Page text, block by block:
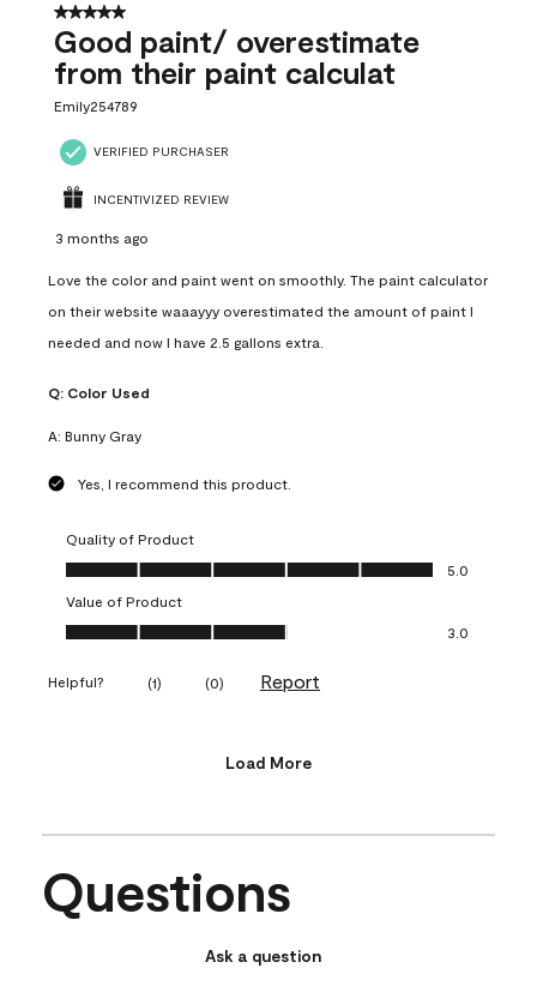
5 out of 5 stars.
Good paint/ overestimate
from their paint calculat
Emily254789
VERIFIED PURCHASER
INCENTIVIZED REVIEW
3 months ago
Love the color and paint went on smoothly. The paint calculator
on their website waaayyy overestimated the amount of paint I
needed and now I have 2.5 gallons extra.
Q: Color Used
A: Bunny Gray
Yes, I recommend this product.
Quality of Product
Quality of Product, 5.0 out of 5
5.0
Value of Product
Value of Product, 3.0 out of 5
3.0
Helpful? (1) (0) Report
Load More
Questions
Ask a question